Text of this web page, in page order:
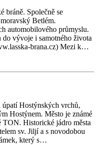
bráně. Společně se
Betlém.
automobilového průmyslu.
do vývoje i samotného života
brana.cz) Mezi k…
Hostýnských vrchů,
Hostýnem. Město je známé
Historické jádro města
sv. Jiljí a s novodobou
který s…